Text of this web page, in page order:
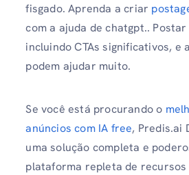
fisgado. Aprenda a criar
com a ajuda de chatgpt..
incluindo CTAs significativos, e
podem ajudar muito.
Se você está procurando o
anúncios com IA free, Predis.ai
uma solução completa e
plataforma repleta de